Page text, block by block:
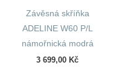
Závěsná skříňka
ADELINE W60 P/L
námořnická modrá
3 699,00 Kč